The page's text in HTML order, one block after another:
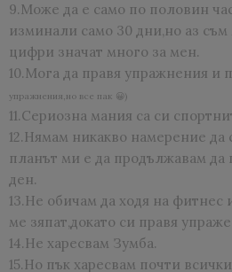
9.Може да е само по половин
изминали само 30 дни,но аз
цифри значат много за мен.
10.Мога да правя упражнения и
упражнения,но все пак 😀)
11.Сериозна мания са си
12.Нямам никакво намерение да
планът ми е да продължавам да
ден.
13.Не обичам да ходя на фитнес
ме зяпат,докато си правя
14.Не харесвам Зумба.
15.Но пък харесвам почти